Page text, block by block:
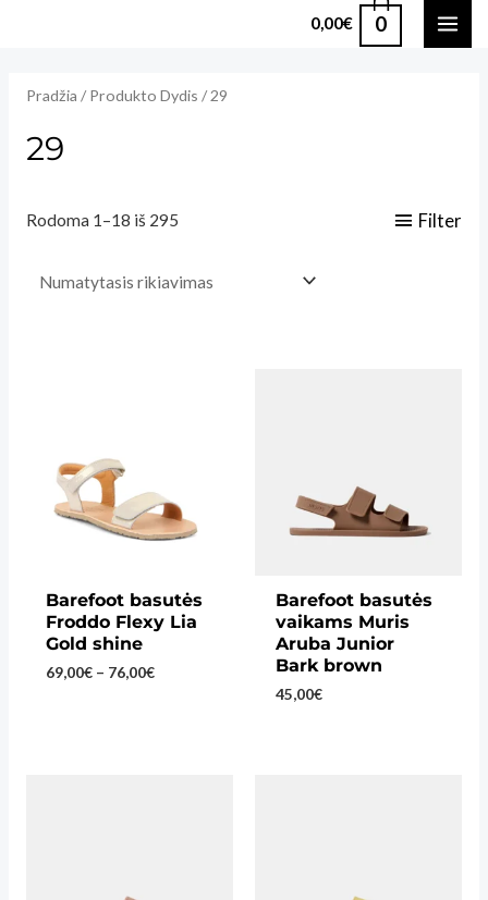
0,00€ 0
Pradžia / Produkto Dydis / 29
29
Rodoma 1–18 iš 295 Filter
Barefoot basutės
Froddo Flexy Lia
Gold shine
69,00€ – 76,00€Price
Barefoot basutės
vaikams Muris
Aruba Junior
Bark brown
45,00€